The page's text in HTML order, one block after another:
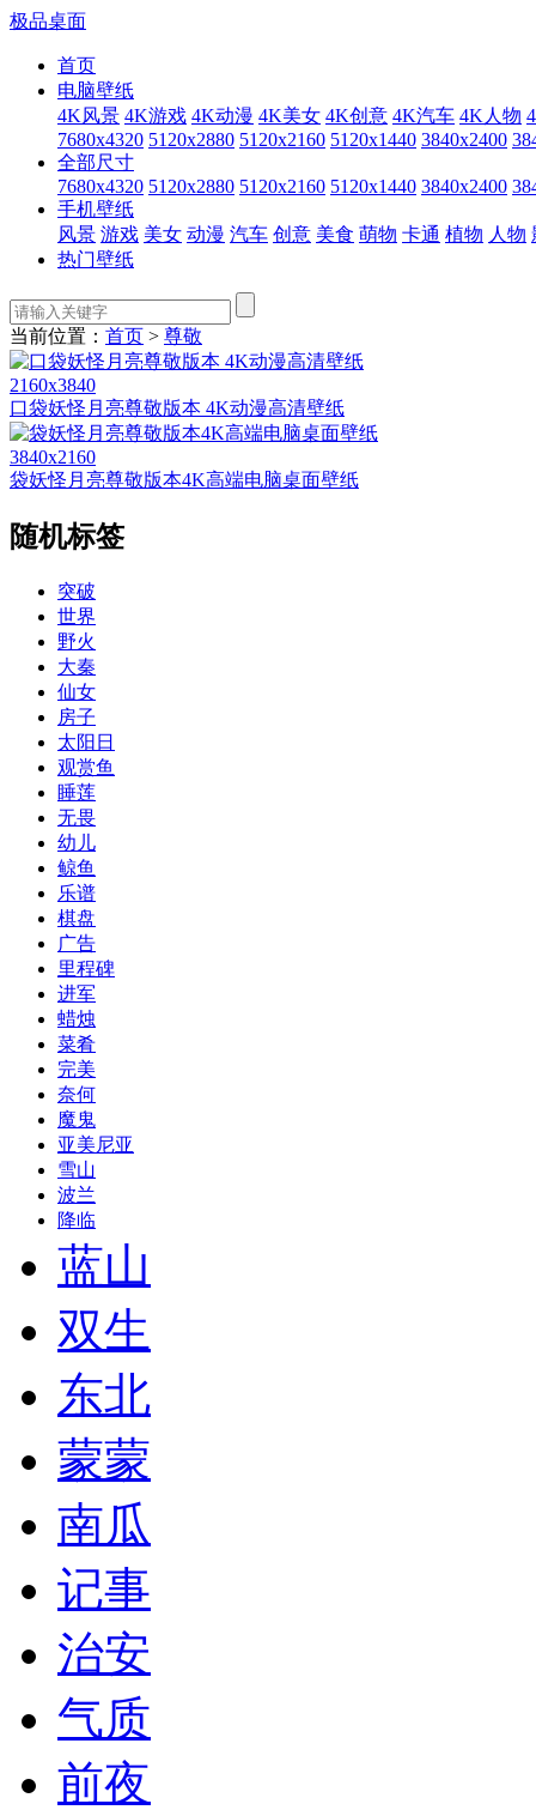
极品桌面
首页
电脑壁纸
4K风景 4K游戏 4K动漫 4K美女 4K创意 4K汽车 4K人物
7680x4320 5120x2880 5120x2160 5120x1440 3840x2400
全部尺寸
7680x4320 5120x2880 5120x2160 5120x1440 3840x2400
手机壁纸
风景 游戏 美女 动漫 汽车 创意 美食 萌物 卡通 植物 人物
热门壁纸
当前位置： 首页 > 尊敬
2160x3840
口袋妖怪月亮尊敬版本 4K动漫高清壁纸
3840x2160
袋妖怪月亮尊敬版本4K高端电脑桌面壁纸
随机标签
突破
世界
野火
大秦
仙女
房子
太阳日
观赏鱼
睡莲
无畏
幼儿
鲸鱼
乐谱
棋盘
广告
里程碑
进军
蜡烛
菜肴
完美
奈何
魔鬼
亚美尼亚
雪山
波兰
降临
蓝山
双生
东北
蒙蒙
南瓜
记事
治安
气质
前夜